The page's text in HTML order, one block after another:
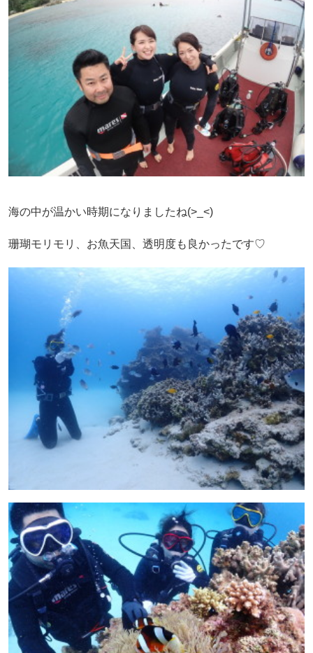
海の中が温かい時期になりましたね(>_<)
珊瑚モリモリ、お魚天国、透明度も良かったです♡